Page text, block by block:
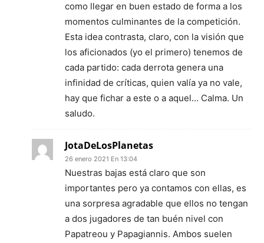
como llegar en buen estado de forma a los
momentos culminantes de la competición.
Esta idea contrasta, claro, con la visión que
los aficionados (yo el primero) tenemos de
cada partido: cada derrota genera una
infinidad de críticas, quien valía ya no vale,
hay que fichar a este o a aquel… Calma. Un
saludo.
JotaDeLosPlanetas
26 enero 2021 En 13:04
Nuestras bajas está claro que son
importantes pero ya contamos con ellas, es
una sorpresa agradable que ellos no tengan
a dos jugadores de tan buén nivel con
Papatreou y Papagiannis. Ambos suelen